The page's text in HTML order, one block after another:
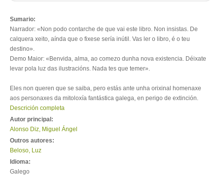
Sumario:
Narrador: «Non podo contarche de que vai este libro. Non insistas. De
calquera xeito, aínda que o fixese sería inútil. Vas ler o libro, é o teu
destino».
Demo Maior: «Benvida, alma, ao comezo dunha nova existencia. Déixate
levar pola luz das ilustracións. Nada tes que temer».
Eles non queren que se saiba, pero estás ante unha orixinal homenaxe
aos personaxes da mitoloxía fantástica galega, en perigo de extinción.
Descrición completa
Autor principal:
Alonso Diz, Miguel Ángel
Outros autores:
Beloso, Luz
Idioma:
Galego